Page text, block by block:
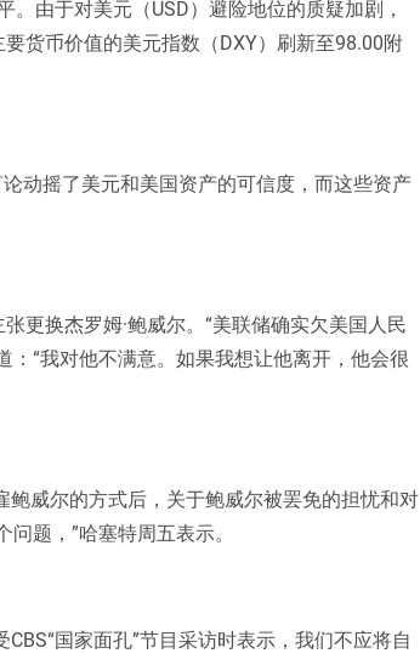
由于对美元（USD）避险地位的质疑加剧，
货币价值的美元指数（DXY）刷新至98.00附
动摇了美元和美国资产的可信度，而这些资产
更换杰罗姆·鲍威尔。“美联储确实欠美国人民
“我对他不满意。如果我想让他离开，他会很
威尔的方式后，关于鲍威尔被罢免的担忧和对
题，”哈塞特周五表示。
国家面孔”节目采访时表示，我们不应将自